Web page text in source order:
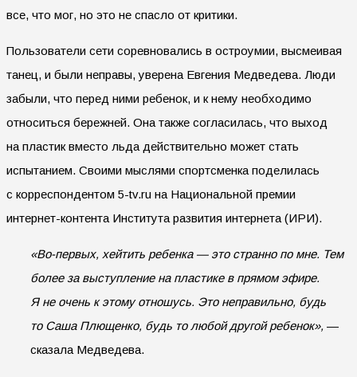
все, что мог, но это не спасло от критики.
Пользователи сети соревновались в остроумии, высмеивая
танец, и были неправы, уверена Евгения Медведева. Люди
забыли, что перед ними ребенок, и к нему необходимо
относиться бережней. Она также согласилась, что выход
на пластик вместо льда действительно может стать
испытанием. Своими мыслями спортсменка поделилась
с корреспондентом 5-tv.ru на Национальной премии
интернет-контента Института развития интернета (ИРИ).
«Во-первых, хейтить ребенка — это странно по мне. Тем
более за выступление на пластике в прямом эфире.
Я не очень к этому отношусь. Это неправильно, будь
то Саша Плющенко, будь то любой другой ребенок», —
сказала Медведева.